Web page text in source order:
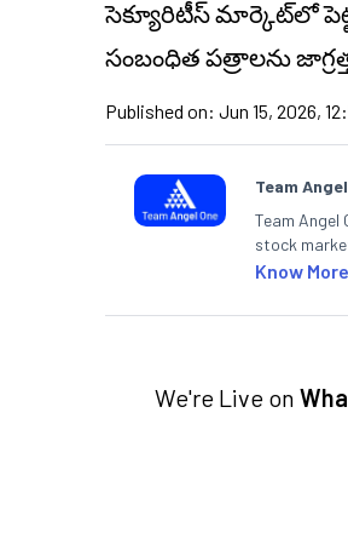
సెక్యూరిటీస్ మార్కెట్‌లో
సంబంధిత పత్రాలను
Published on: Jun 15, 2026,
Team
Team
stock
Know More
We're Live on